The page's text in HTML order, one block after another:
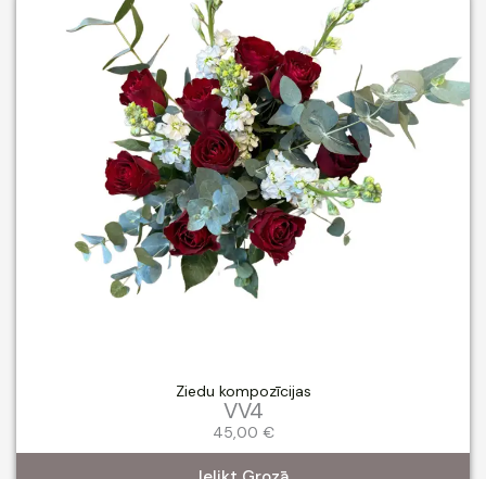
Ziedu kompozīcijas
VV4
45,00 €